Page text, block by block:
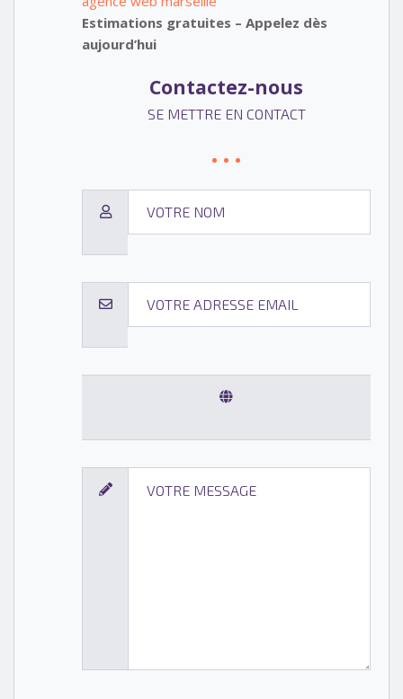
Estimations gratuites – Appelez dès
aujourd’hui
Contactez-nous
SE METTRE EN CONTACT